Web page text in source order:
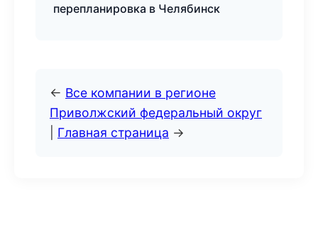
перепланировка в Челябинск
← Все компании в регионе
Приволжский федеральный округ
Главная страница →